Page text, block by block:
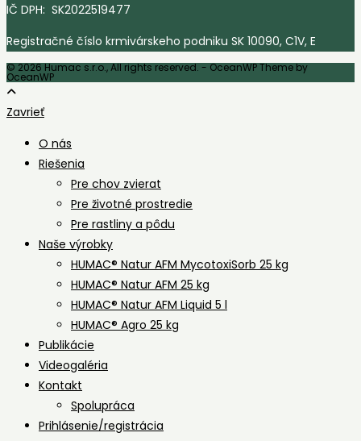
IČ DPH: SK2022519477
Registračné číslo krmivárskeho podniku SK 10090, C1V, E
© 2026 Humac s.r.o., All rights reserved. - OceanWP Theme by
OceanWP
Zavrieť
O nás
Riešenia
Pre chov zvierat
Pre životné prostredie
Pre rastliny a pôdu
Naše výrobky
HUMAC® Natur AFM MycotoxiSorb 25 kg
HUMAC® Natur AFM 25 kg
HUMAC® Natur AFM Liquid 5 l
HUMAC® Agro 25 kg
Publikácie
Videogaléria
Kontakt
Spolupráca
Prihlásenie/registrácia